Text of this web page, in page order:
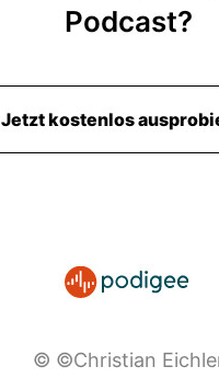
Podcast?
Jetzt kostenlos
© ©Christian